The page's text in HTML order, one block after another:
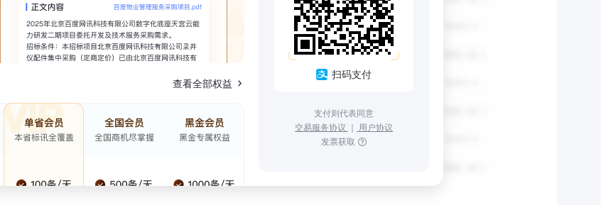
查看全部权益
扫码支付
支付则代表同意
交易服务协议 ｜ 用户协议
发票获取